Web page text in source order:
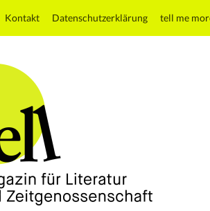
Kontakt Datenschutzerklärung tell me